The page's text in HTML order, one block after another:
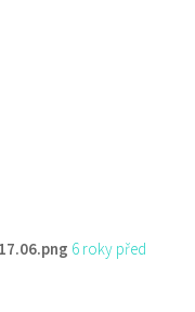
6 roky před